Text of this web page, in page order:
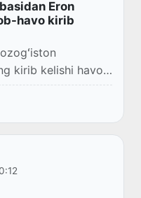
Eron
havo kirib
kirib kelishi havo
pasaytirdi.